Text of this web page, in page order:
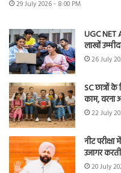
29 July 2026 - 8:00 PM
UGC NET
लाखों
26 July
SC छात्रों
काम,
22 July
नीट
उजागर
20 July